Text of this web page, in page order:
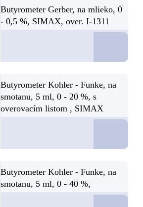
Butyrometer Gerber, na mlieko, 0
- 0,5 %, SIMAX, over. I-1311
Butyrometer Kohler - Funke, na
smotanu, 5 ml, 0 - 20 %, s
overovacím listom , SIMAX
Butyrometer Kohler - Funke, na
smotanu, 5 ml, 0 - 40 %,